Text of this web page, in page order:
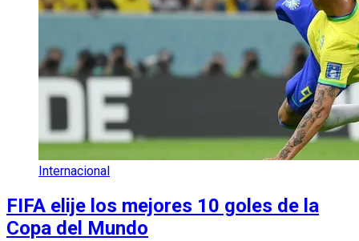
Internacional
FIFA elije los mejores 10 goles de la
Copa del Mundo